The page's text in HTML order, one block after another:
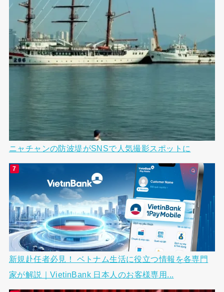
ニャチャンの防波堤がSNSで人気撮影スポットに
新規赴任者必見！ ベトナム生活に役立つ情報を各専門
家が解説｜VietinBank 日本人のお客様専用...